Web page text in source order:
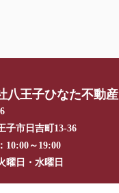
八王子ひなた不動産
子市日吉町13-36
10:00～19:00
曜日・水曜日